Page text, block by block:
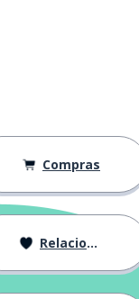
Compras
Relacionamentos